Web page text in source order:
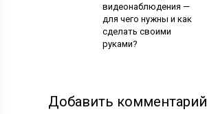
видеонаблюдения —
для чего нужны и как
сделать своими
руками?
Добавить комментарий